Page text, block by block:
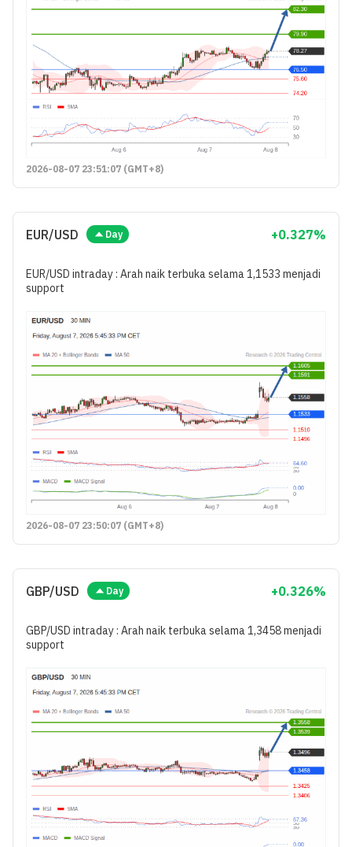
2026-08-07 23:51:07 (GMT+8)
EUR/USD Day +0.327%
EUR/USD intraday : Arah naik terbuka selama 1,1533 menjadi
support
2026-08-07 23:50:07 (GMT+8)
GBP/USD Day +0.326%
GBP/USD intraday : Arah naik terbuka selama 1,3458 menjadi
support